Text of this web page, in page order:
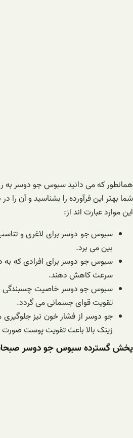
همانطور که می دانید سبوس جو دوسر به
شما بهتر این فرآورده را بشناسید و آن را
این موارد عبارت اند از:
سبوس جو دوسر برای لاغری و
بین می برد.
سبوس جو دوسر برای افرادی که به
سرعت کاهش دهند.
سبوس جو دوسر خاصیت چسبندگی
تقویت قوای جسمانی می گردد.
زینک بالا باعث تقویت پوست
پخش گسترده سبوس جو دوسر